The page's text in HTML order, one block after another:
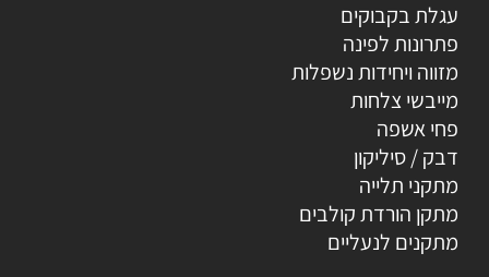
עגלת בקבוקים
פתרונות לפינה
מזווה ויחידות נשפלות
מייבשי צלחות
פחי אשפה
דבק / סיליקון
מתקני תלייה
מתקן הורדת קולבים
מתקנים לנעליים